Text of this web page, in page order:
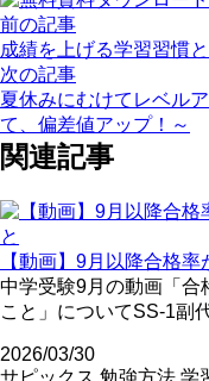
前の記事
成績を上げる学習習慣と
次の記事
夏休みにむけてレベル
て、偏差値アップ！～
関連記事
【動画】9月以降合格
中学受験9月の動画「合
こと」についてSS-1副
2026/03/30